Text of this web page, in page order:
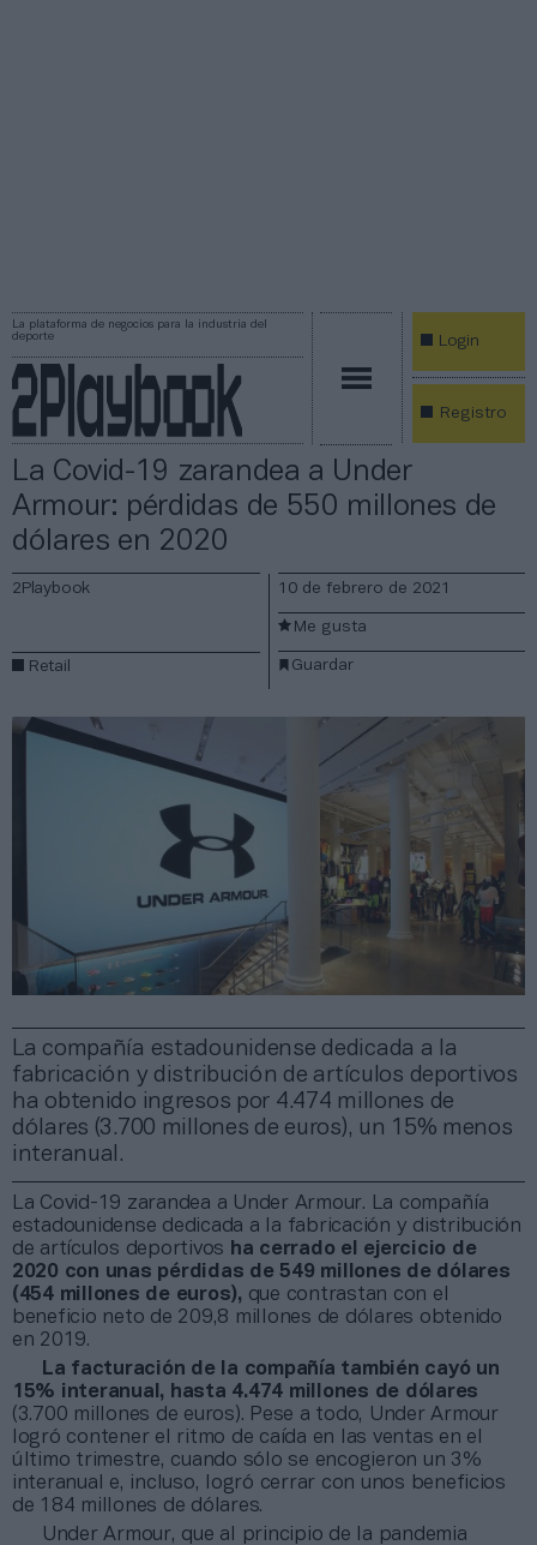
La plataforma de negocios para la industria del
deporte
Login
Registro
La Covid-19 zarandea a Under
Armour: pérdidas de 550 millones de
dólares en 2020
La compañía estadounidense dedicada a la
fabricación y distribución de artículos deportivos
ha obtenido ingresos por 4.474 millones de
dólares (3.700 millones de euros), un 15% menos
interanual.
2Playbook
Retail
10 de febrero de 2021
Guardar
Me gusta
La Covid-19 zarandea a Under Armour. La compañía
estadounidense dedicada a la fabricación y distribución
de artículos deportivos ha cerrado el ejercicio de
2020 con unas pérdidas de 549 millones de dólares
(454 millones de euros), que contrastan con el
beneficio neto de 209,8 millones de dólares obtenido
en 2019.
La facturación de la compañía también cayó un
15% interanual, hasta 4.474 millones de dólares
(3.700 millones de euros). Pese a todo, Under Armour
logró contener el ritmo de caída en las ventas en el
último trimestre, cuando sólo se encogieron un 3%
interanual e, incluso, logró cerrar con unos beneficios
de 184 millones de dólares.
Under Armour, que al principio de la pandemia